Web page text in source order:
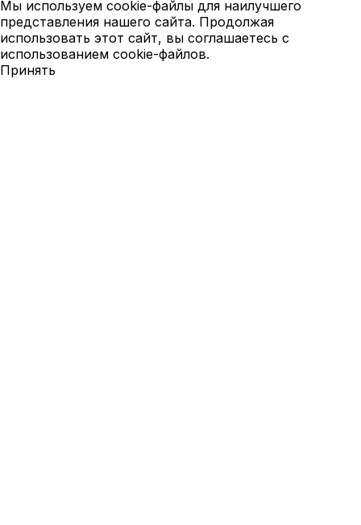
Мы используем cookie-файлы для наилучшего
представления нашего сайта. Продолжая
использовать этот сайт, вы соглашаетесь с
использованием cookie-файлов.
Принять